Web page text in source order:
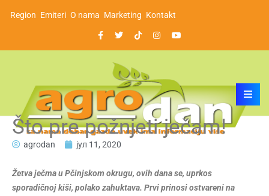
Region Emiteri O nama Marketing Kontakt
Što pre požnjeti ječam!
agrodan јул 11, 2020
Žetva ječma u Pčinjskom okrugu, ovih dana se, uprkos
sporadičnoj kiši, polako zahuktava. Prvi prinosi ostvareni na